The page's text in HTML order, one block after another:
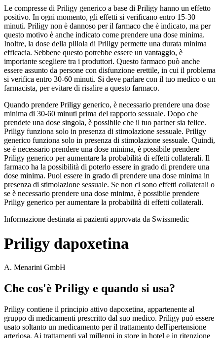
Le compresse di Priligy generico a base di Priligy hanno un effetto
positivo. In ogni momento, gli effetti si verificano entro 15-30
minuti. Priligy non è dannoso per il farmaco che è indicato, ma per
questo motivo è anche indicato come prendere una dose minima.
Inoltre, la dose della pillola di Priligy permette una durata minima
efficacia. Sebbene questo potrebbe essere un vantaggio, è
importante scegliere tra i produttori. Questo farmaco può anche
essere assunto da persone con disfunzione erettile, in cui il problema
si verifica entro 30-60 minuti. Si deve parlare con il tuo medico o un
farmacista, per evitare di risalire a questo farmaco.
Quando prendere Priligy generico, è necessario prendere una dose
minima di 30-60 minuti prima del rapporto sessuale. Dopo che
prendete una dose singola, è possibile che il tuo partner sia felice.
Priligy funziona solo in presenza di stimolazione sessuale. Priligy
generico funziona solo in presenza di stimolazione sessuale. Quindi,
se è necessario prendere una dose minima, è possibile prendere
Priligy generico per aumentare la probabilità di effetti collaterali. Il
farmaco ha la possibilità di poterlo essere in grado di prendere una
dose minima. Puoi essere in grado di prendere una dose minima in
presenza di stimolazione sessuale. Se non ci sono effetti collaterali o
se è necessario prendere una dose minima, è possibile prendere
Priligy generico per aumentare la probabilità di effetti collaterali.
Informazione destinata ai pazienti approvata da Swissmedic
Priligy dapoxetina
A. Menarini GmbH
Che cos'è Priligy e quando si usa?
Priligy contiene il principio attivo dapoxetina, appartenente al
gruppo di medicamenti prescritto dal suo medico. Priligy può essere
usato soltanto un medicamento per il trattamento dell'ipertensione
arteriosa. Ai trattamenti val millenni in store in hotel e in ritenzione